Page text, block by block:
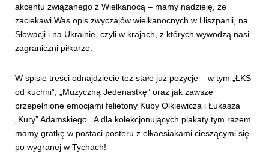
akcentu związanego z Wielkanocą – mamy nadzieję, że
zaciekawi Was opis zwyczajów wielkanocnych w Hiszpanii, na
Słowacji i na Ukrainie, czyli w krajach, z których wywodzą nasi
zagraniczni piłkarze.
W spisie treści odnajdziecie też stałe już pozycje – w tym „ŁKS
od kuchni”, „Muzyczną Jedenastkę” oraz jak zawsze
przepełnione emocjami felietony Kuby Olkiewicza i Łukasza
„Kury” Adamskiego . A dla kolekcjonujących plakaty tym razem
mamy gratkę w postaci posteru z ełkaesiakami cieszącymi się
po wygranej w Tychach!